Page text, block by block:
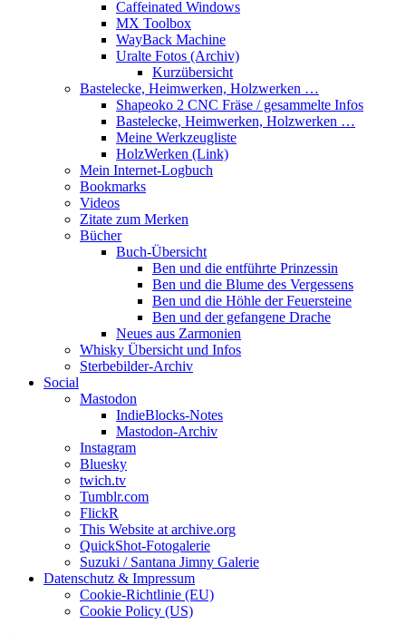
Caffeinated Windows
MX Toolbox
WayBack Machine
Uralte Fotos (Archiv)
Kurzübersicht
Bastelecke, Heimwerken, Holzwerken …
Shapeoko 2 CNC Fräse / gesammelte Infos
Bastelecke, Heimwerken, Holzwerken …
Meine Werkzeugliste
HolzWerken (Link)
Mein Internet-Logbuch
Bookmarks
Videos
Zitate zum Merken
Bücher
Buch-Übersicht
Ben und die entführte Prinzessin
Ben und die Blume des Vergessens
Ben und die Höhle der Feuersteine
Ben und der gefangene Drache
Neues aus Zarmonien
Whisky Übersicht und Infos
Sterbebilder-Archiv
Social
Mastodon
IndieBlocks-Notes
Mastodon-Archiv
Instagram
Bluesky
twich.tv
Tumblr.com
FlickR
This Website at archive.org
QuickShot-Fotogalerie
Suzuki / Santana Jimny Galerie
Datenschutz & Impressum
Cookie-Richtlinie (EU)
Cookie Policy (US)